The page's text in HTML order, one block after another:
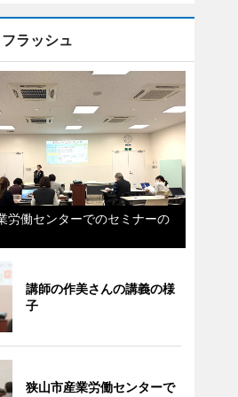
ラッシュ
労働センターでのセミナーの
講師の作美さんの講義の様
子
狭山市産業労働センターで